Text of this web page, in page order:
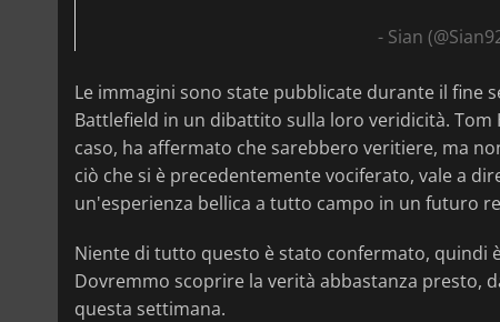
- Sian
Le immagini sono state pubblicate durante il fine
Battlefield in un dibattito sulla loro veridicità.
caso, ha affermato che sarebbero veritiere, ma
ciò che si è precedentemente vociferato, vale a
un'esperienza bellica a tutto campo in un futuro
Niente di tutto questo è stato confermato, quindi
Dovremmo scoprire la verità abbastanza presto,
questa settimana.